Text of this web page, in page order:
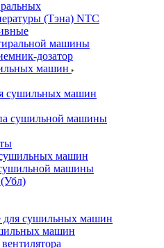
(Тэна) NTC
машины
дозатор
машин
сушильных машин
сушильной машины
машин
машины
для сушильных машин
машин